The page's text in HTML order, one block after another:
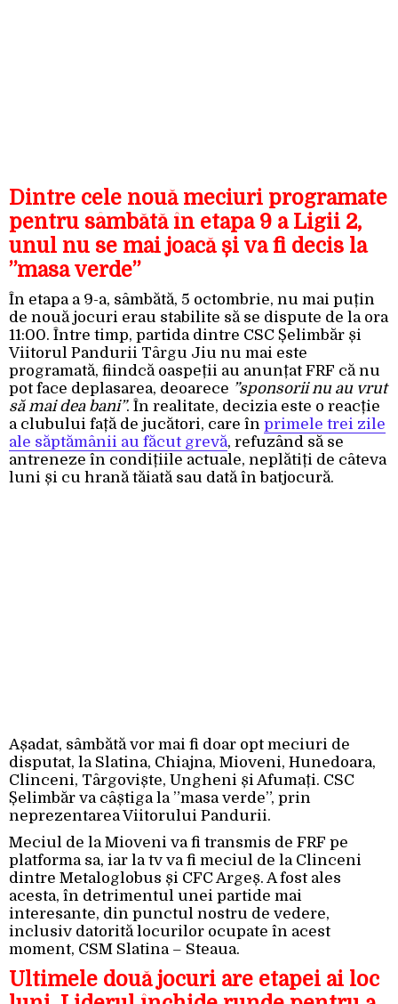
Dintre cele nouă meciuri programate
pentru sâmbătă în etapa 9 a Ligii 2,
unul nu se mai joacă și va fi decis la
”masa verde”
În etapa a 9-a, sâmbătă, 5 octombrie, nu mai puțin
de nouă jocuri erau stabilite să se dispute de la ora
11:00. Între timp, partida dintre CSC Șelimbăr și
Viitorul Pandurii Târgu Jiu nu mai este
programată, fiindcă oaspeții au anunțat FRF că nu
pot face deplasarea, deoarece ”sponsorii nu au vrut
să mai dea bani”. În realitate, decizia este o reacție
a clubului față de jucători, care în primele trei zile
ale săptămânii au făcut grevă, refuzând să se
antreneze în condițiile actuale, neplătiți de câteva
luni și cu hrană tăiată sau dată în batjocură.
Așadat, sâmbătă vor mai fi doar opt meciuri de
disputat, la Slatina, Chiajna, Mioveni, Hunedoara,
Clinceni, Târgoviște, Ungheni și Afumați. CSC
Șelimbăr va câștiga la ”masa verde”, prin
neprezentarea Viitorului Pandurii.
Meciul de la Mioveni va fi transmis de FRF pe
platforma sa, iar la tv va fi meciul de la Clinceni
dintre Metaloglobus și CFC Argeș. A fost ales
acesta, în detrimentul unei partide mai
interesante, din punctul nostru de vedere,
inclusiv datorită locurilor ocupate în acest
moment, CSM Slatina – Steaua.
Ultimele două jocuri are etapei ai loc